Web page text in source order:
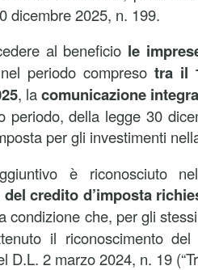
dicembre 2025, n. 199.
al beneficio le
periodo compresotra il
, lacomunicazione
periodo, della legge 30
per gli investimenti
è riconosciuto
del credito d’imposta
condizione che, per gli
il riconoscimento del
D.L. 2 marzo 2024, n. 19